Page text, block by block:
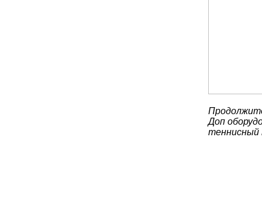
Доп
теннисный